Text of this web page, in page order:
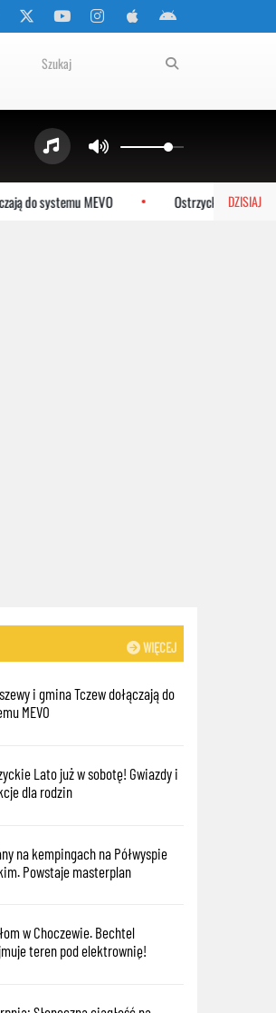
DZISIAJ
systemu MEVO Ostrzyckie Lato już w
WIĘCEJ
i gmina Tczew dołączają do
MEVO
Lato już w sobotę! Gwiazdy i
dla rodzin
na kempingach na Półwyspie
Powstaje masterplan
w Choczewie. Bechtel
teren pod elektrownię!